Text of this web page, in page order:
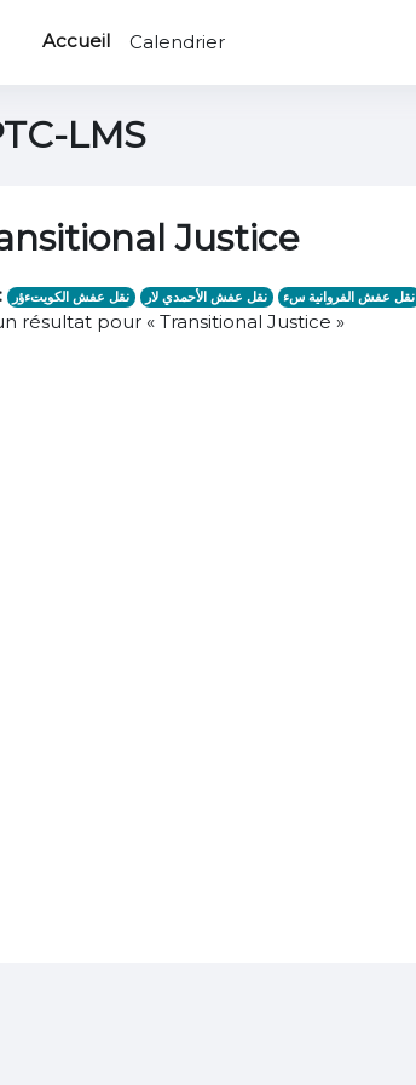
Accueil
Calendrier
LMS
Justice
نقل عفش الكويتءؤر نقل عفش الأحمدي لار نقل عفش الفروانية سء
résultat pour « Transitional Justice »